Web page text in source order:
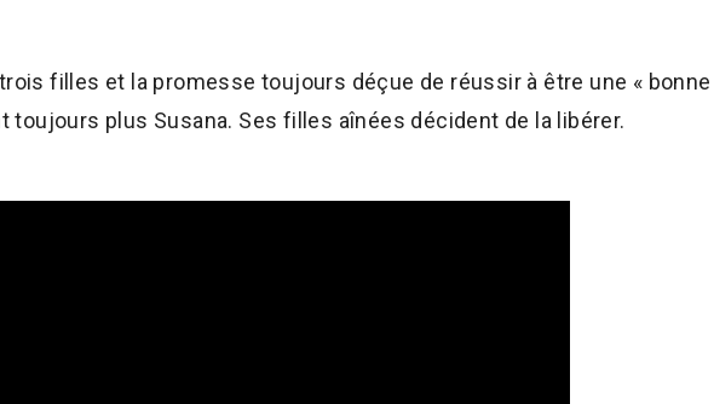
filles et la promesse toujours déçue de réussir à être une « bonne
plus Susana. Ses filles aînées décident de la libérer.